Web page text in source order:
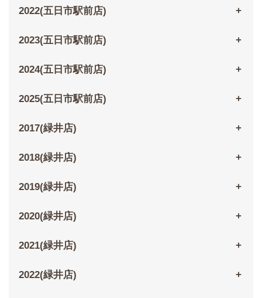
2022(五日市駅前店)
2023(五日市駅前店)
2024(五日市駅前店)
2025(五日市駅前店)
2017(緑井店)
2018(緑井店)
2019(緑井店)
2020(緑井店)
2021(緑井店)
2022(緑井店)